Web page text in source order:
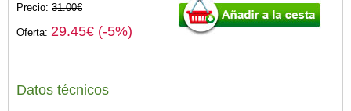
Precio: 31.00€
Oferta: 29.45€ (-5%)
Datos técnicos